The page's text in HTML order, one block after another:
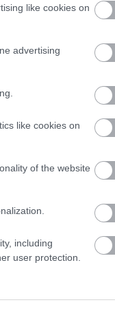
like cookies on
advertising
like cookies on
of the website
including
user protection.
ingyenes
kiküldés
koczka máté
koronavírus
különbség
liszt
marketing
médiahack
média
megjelenés